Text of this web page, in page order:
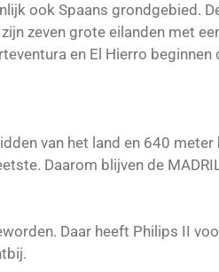
ook Spaans grondgebied.
zeven grote eilanden met
en El Hierro
van het land en 640
Daarom blijven de
Daar heeft Philips II